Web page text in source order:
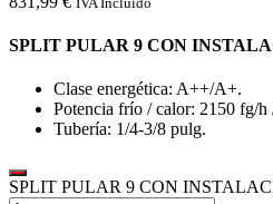
SPLIT PULAR 9 CON
Clase energética: A++/A+.
Potencia frío / calor: 2150 fg/h
Tubería: 1/4-3/8 pulg.
SPLIT PULAR 9 CON